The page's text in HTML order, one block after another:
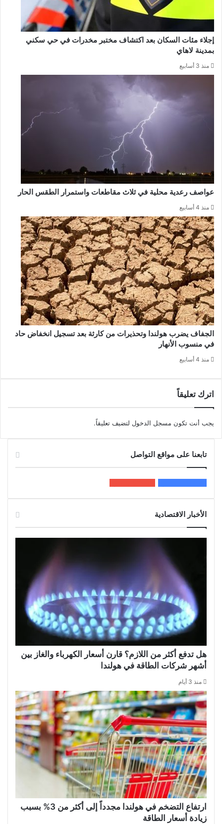
إجلاء مئات السكان بعد اكتشاف مختبر مخدرات في حي سكني
بمدينة لاهاي
منذ 3 أسابيع
عواصف رعدية محلية في ثلاث مقاطعات واستمرار الطقس الحار
منذ 4 أسابيع
الجفاف يضرب هولندا وتحذيرات من كارثة بعد تسجيل انخفاض حاد
في منسوب الأنهار
منذ 4 أسابيع
اترك تعليقاً
يجب أنت تكون مسجل الدخول لتضيف تعليقاً.
تابعنا على مواقع التواصل
الأخبار الاقتصادية
هل تدفع أكثر من اللازم؟ قارن أسعار الكهرباء والغاز بين
أشهر شركات الطاقة في هولندا
منذ 3 أيام
ارتفاع التضخم في هولندا مجدداً إلى أكثر من 3% بسبب
زيادة أسعار الطاقة